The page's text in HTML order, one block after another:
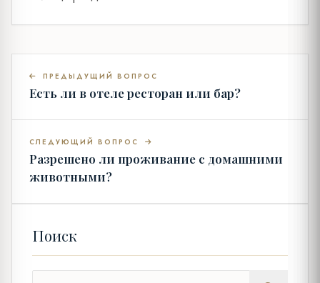
ПРЕДЫДУЩИЙ ВОПРОС
Есть ли в отеле ресторан или бар?
СЛЕДУЮЩИЙ ВОПРОС
Разрешено ли проживание с домашними
животными?
Поиск